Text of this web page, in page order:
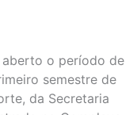
o período de
semestre de
da Secretaria